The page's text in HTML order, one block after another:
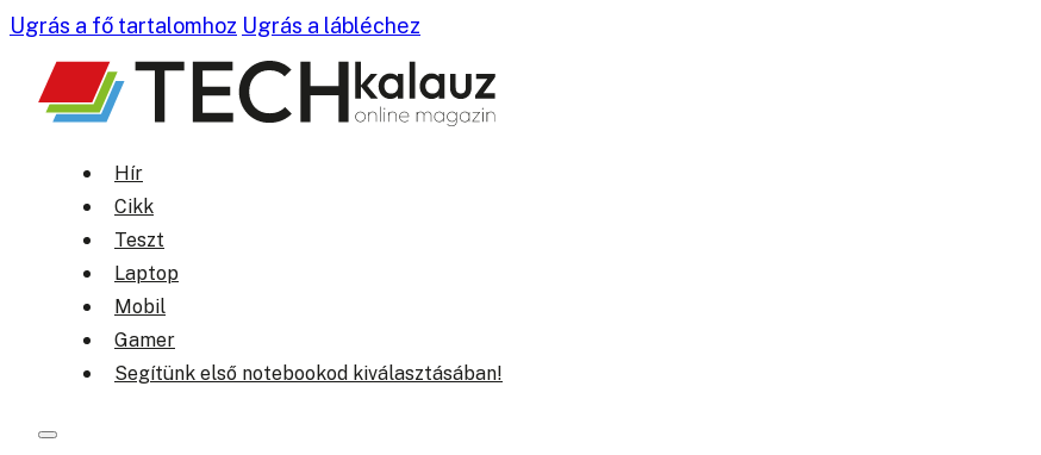
Ugrás a fő tartalomhoz Ugrás a lábléchez
Hír
Cikk
Teszt
Laptop
Mobil
Gamer
Segítünk első notebookod kiválasztásában!